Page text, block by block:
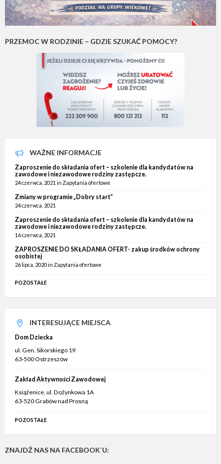
PRZEMOC W RODZINIE – GDZIE SZUKAĆ POMOCY?
WAŻNE INFORMACJE
Zaproszenie do składania ofert – szkolenie dla kandydatów na
zawodowe i niezawodowe rodziny zastępcze.
24 czerwca, 2021 in Zapytania ofertowe
Zmiany w programie „Dobry start”
24 czerwca, 2021
Zaproszenie do składania ofert – szkolenie dla kandydatów na
zawodowe i niezawodowe rodziny zastępcze.
16 czerwca, 2021
ZAPROSZENIE DO SKŁADANIA OFERT- zakup środków ochrony
osobistej
26 lipca, 2020in Zapytania ofertowe
POZOSTAŁE
INTERESUJĄCE MIEJSCA
Dom Dziecka
ul. Gen. Sikorskiego 19
63-500 Ostrzeszów
Zakład Aktywności Zawodowej
Książenice, ul. Dożynkowa 1A
63-520 Grabów nad Prosną
POZOSTAŁE
ZNAJDŹ NAS NA FACEBOOK`U: